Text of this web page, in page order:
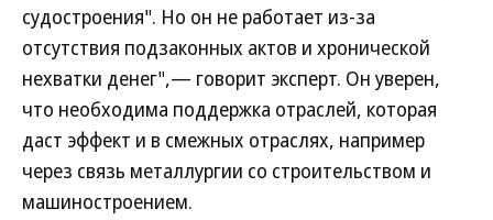
судостроения". Но он не работает из-за
отсутствия подзаконных актов и хронической
нехватки денег",— говорит эксперт. Он уверен,
что необходима поддержка отраслей, которая
даст эффект и в смежных отраслях, например
через связь металлургии со строительством и
машиностроением.